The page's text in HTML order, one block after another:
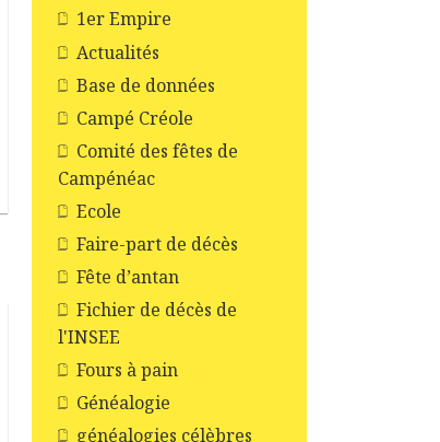
1er Empire
Actualités
Base de données
Campé Créole
Comité des fêtes de
Campénéac
Ecole
Faire-part de décès
Fête d’antan
Fichier de décès de
l'INSEE
Fours à pain
Généalogie
généalogies célèbres